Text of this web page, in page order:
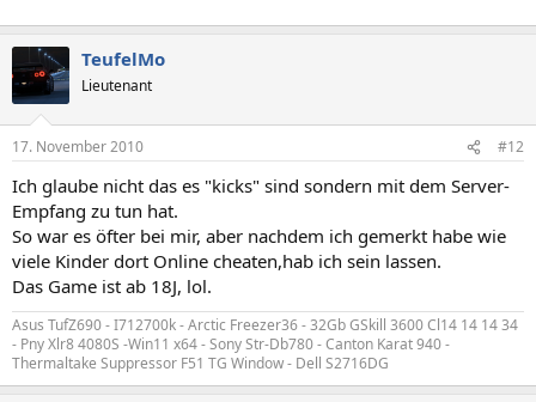
TeufelMo
Lieutenant
17. November 2010 #12
Ich glaube nicht das es "kicks" sind sondern mit dem Server-
Empfang zu tun hat.
So war es öfter bei mir, aber nachdem ich gemerkt habe wie
viele Kinder dort Online cheaten,hab ich sein lassen.
Das Game ist ab 18J, lol.
Asus TufZ690 - I712700k - Arctic Freezer36 - 32Gb GSkill 3600 Cl14 14 14 34
- Pny Xlr8 4080S -Win11 x64 - Sony Str-Db780 - Canton Karat 940 -
Thermaltake Suppressor F51 TG Window - Dell S2716DG